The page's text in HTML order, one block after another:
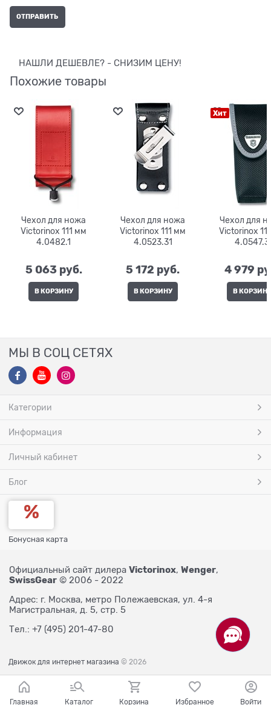
НАШЛИ ДЕШЕВЛЕ? - СНИЗИМ ЦЕНУ!
Похожие товары
Чехол для ножа
Victorinox 111 мм
4.0482.1
5 063 руб.
В КОРЗИНУ
Чехол для ножа
Victorinox 111 мм
4.0523.31
5 172 руб.
В КОРЗИНУ
Хит
Чехол для
Victorinox 111 мм
4.0547.3
4 979
В КОРЗИНУ
МЫ В СОЦ СЕТЯХ
Категории
Информация
Личный кабинет
Блог
Бонусная карта
Официальный сайт дилера Victorinox, Wenger,
SwissGear © 2006 - 2022
Адрес: г. Москва, метро Полежаевская, ул. 4-я
Магистральная, д. 5, стр. 5
Тел.: +7 (495) 201-47-80
Движок для интернет магазина © 2026
Главная Каталог Корзина Избранное Войти